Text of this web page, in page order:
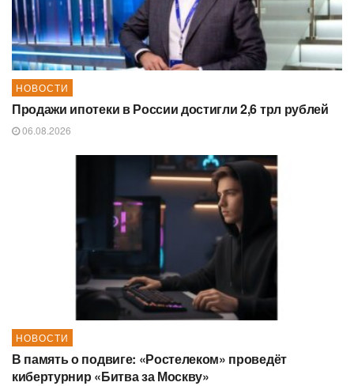
НОВОСТИ
Продажи ипотеки в России достигли 2,6 трл рублей
06.08.2026
НОВОСТИ
В память о подвиге: «Ростелеком» проведёт
кибертурнир «Битва за Москву»